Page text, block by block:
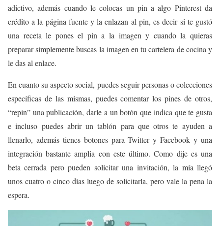
adictivo, además cuando le colocas un pin a algo Pinterest da
crédito a la página fuente y la enlazan al pin, es decir si te gustó
una receta le pones el pin a la imagen y cuando la quieras
preparar simplemente buscas la imagen en tu cartelera de cocina y
le das al enlace.
En cuanto su aspecto social, puedes seguir personas o colecciones
específicas de las mismas, puedes comentar los pines de otros,
“repin” una publicación, darle a un botón que indica que te gusta
e incluso puedes abrir un tablón para que otros te ayuden a
llenarlo, además tienes botones para Twitter y Facebook y una
integración bastante amplia con este último. Como dije es una
beta cerrada pero pueden solicitar una invitación, la mía llegó
unos cuatro o cinco días luego de solicitarla, pero vale la pena la
espera.